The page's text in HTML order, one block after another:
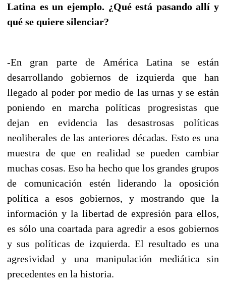
Latina es un ejemplo. ¿Qué está pasando allí y
qué se quiere silenciar?
-En gran parte de América Latina se están
desarrollando gobiernos de izquierda que han
llegado al poder por medio de las urnas y se están
poniendo en marcha políticas progresistas que
dejan en evidencia las desastrosas políticas
neoliberales de las anteriores décadas. Esto es una
muestra de que en realidad se pueden cambiar
muchas cosas. Eso ha hecho que los grandes grupos
de comunicación estén liderando la oposición
política a esos gobiernos, y mostrando que la
información y la libertad de expresión para ellos,
es sólo una coartada para agredir a esos gobiernos
y sus políticas de izquierda. El resultado es una
agresividad y una manipulación mediática sin
precedentes en la historia.